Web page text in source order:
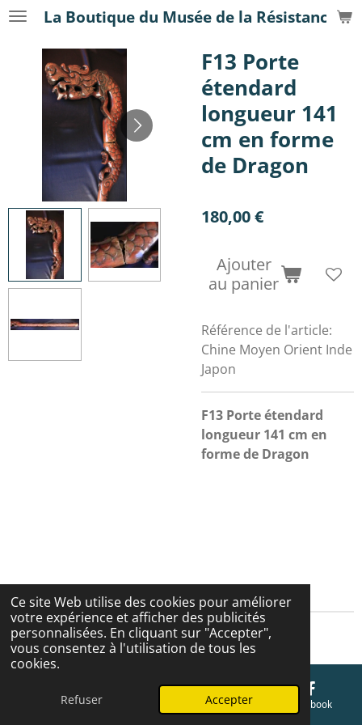
Ce site Web utilise des cookies pour améliorer
votre expérience et afficher des publicités
personnalisées. En cliquant sur "Accepter",
vous consentez à l'utilisation de tous les
cookies.
Refuser Accepter
Passer
principal
La Boutique du Musée de la Résistance
F13 Porte
étendard
longueur 141
cm en forme
de Dragon
180,00 €
Ajouter
au panier
Référence de l'article:
Chine Moyen Orient Inde
Japon
F13 Porte étendard
longueur 141 cm en
forme de Dragon
Cgv
E-mail Carte Facebook